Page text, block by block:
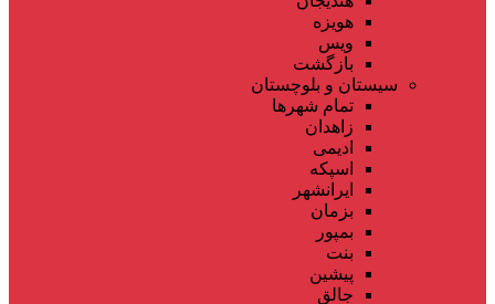
هویزه
ویس
بازگشت
سیستان و بلوچستان
تمام شهر‌ها
زاهدان
ادیمی
اسپکه
ایرانشهر
بزمان
بمپور
بنت
پیشین
جالق